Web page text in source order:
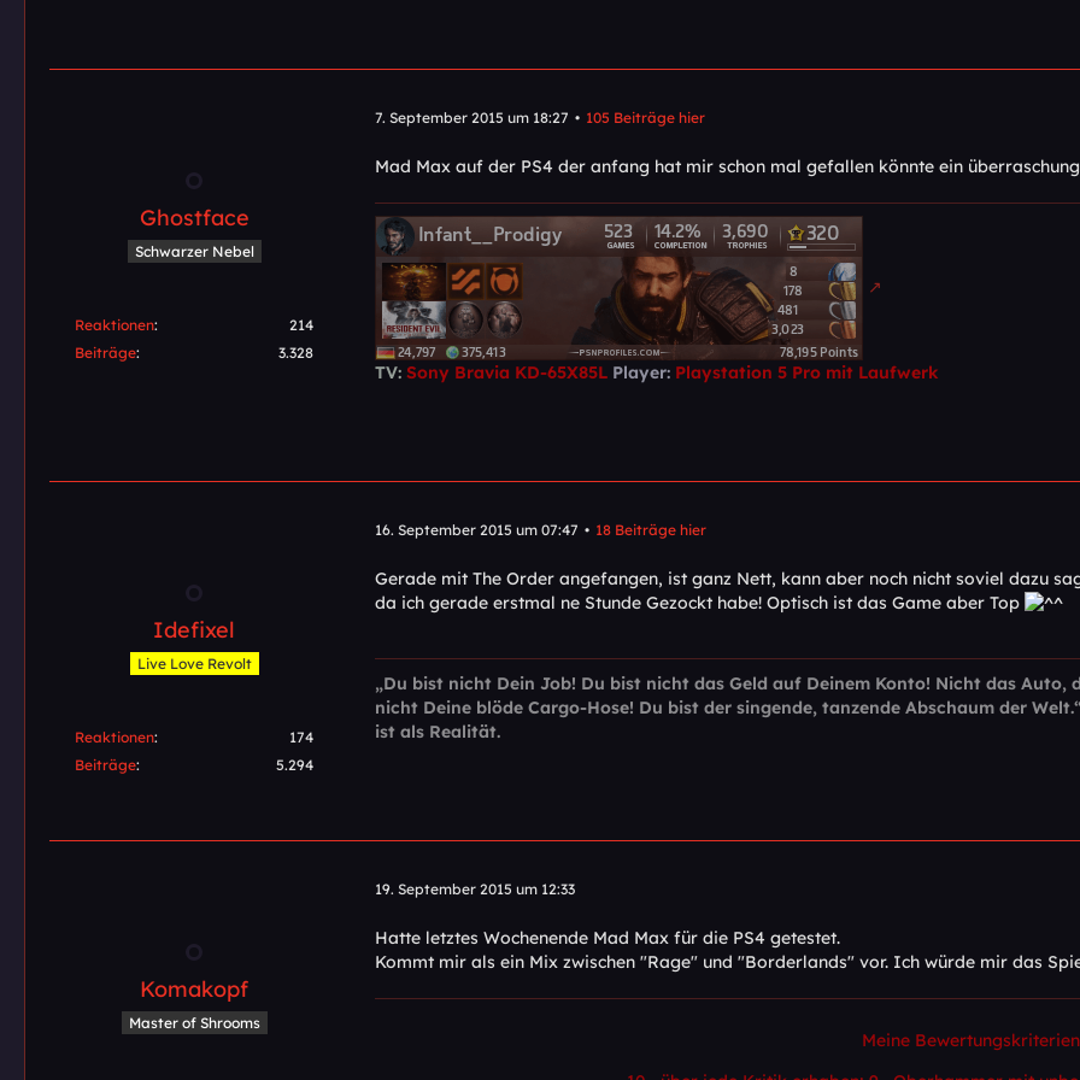
Ghostface
Schwarzer Nebel
Reaktionen
214
Beiträge
3.328
7. September 2015 um 18:27 105 Beiträge hier
Mad Max auf der PS4 der anfang hat mir schon mal gefallen könnte ein
TV: Sony Bravia KD-65X85L Player: Playstation 5 Pro mit Laufwerk
Idefixel
Live Love Revolt
Reaktionen
174
Beiträge
5.294
16. September 2015 um 07:47 18 Beiträge hier
Gerade mit The Order angefangen, ist ganz Nett, kann aber noch nicht soviel dazu
da ich gerade erstmal ne Stunde Gezockt habe! Optisch ist das Game aber Top
„Du bist nicht Dein Job! Du bist nicht das Geld auf Deinem Konto! Nicht das
nicht Deine blöde Cargo-Hose! Du bist der singende, tanzende Abschaum der
ist als Realität.
Komakopf
Master of Shrooms
19. September 2015 um 12:33
Hatte letztes Wochenende Mad Max für die PS4 getestet.
Kommt mir als ein Mix zwischen "Rage" und "Borderlands" vor. Ich würde mir das
Meine